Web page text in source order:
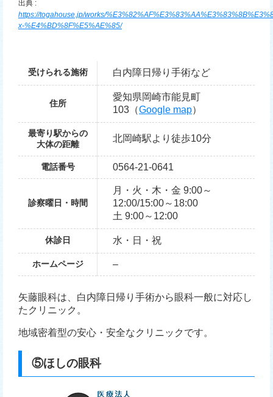
出典 :
https://togahouse.jp/works/
x-%E4%BD%8F%E5%AE%85/
受けられる施術 白内障日帰り手術など
住所
愛知県岡崎市能見町
103（Google map）
最寄り駅からの
大体の距離
北岡崎駅より徒歩10分
電話番号 0564-21-0641
診察曜日・時間
月・火・木・金 9:00～
12:00/15:00～18:00
土 9:00～12:00
休診日 水・日・祝
ホームページ –
矢藤眼科は、白内障日帰り手術から眼科一般に対応し
たクリニック。
地域密着型の安心・安全なクリニックです。
⑤ほしの眼科